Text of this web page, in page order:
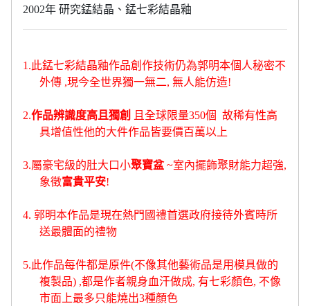
2002年 研究錳結晶、錳七彩結晶釉
1.此錳七彩結晶釉作品創作技術仍為郭明本個人秘密不
外傳 ,現今全世界獨一無二, 無人能仿造!
2.作品辨識度高 且獨創 且全球限量350個 故稀有性高
具增值性他的大件作品皆要價百萬以上
3.屬豪宅級的肚大口小聚寶盆~室內擺飾聚財能力超強,
象徵富貴平安!
4. 郭明本作品是現在熱門國禮首選政府接待外賓時所
送最體面的禮物
5.此作品每件都是原件(不像其他藝術品是用模具做的
複製品) ,都是作者親身血汗做成, 有七彩顏色, 不像
市面上最多只能燒出3種顏色